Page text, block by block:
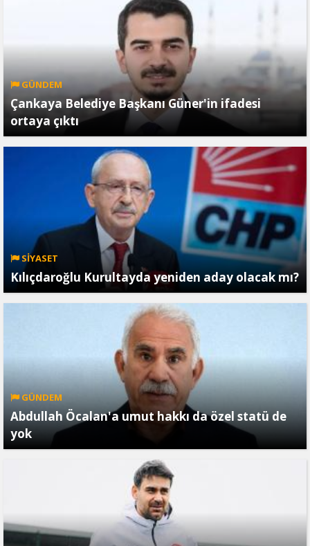
GÜNDEM
Çankaya Belediye Başkanı Güner'in ifadesi
ortaya çıktı
SİYASET
Kılıçdaroğlu Kurultayda yeniden aday olacak mı?
GÜNDEM
Abdullah Öcalan'a umut hakkı da özel statü de
yok